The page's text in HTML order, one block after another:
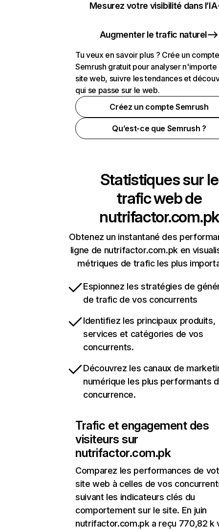
Mesurez votre visibilité dans l’IA
Augmenter le trafic naturel
Tu veux en savoir plus ? Crée un compte
Semrush gratuit pour analyser n'importe
site web, suivre les tendances et
qui se passe sur le web.
Créez un compte Semrush
Qu’est-ce que Semrush ?
Statistiques sur le
trafic web de
nutrifactor.com.pk
Obtenez un instantané des
ligne de nutrifactor.com.pk en
métriques de trafic les plus
Espionnez les stratégies de
de trafic de vos concurrents
Identifiez les principaux produits,
services et catégories de vos
concurrents.
Découvrez les canaux de
numérique les plus performants
concurrence.
Trafic et engagement des
visiteurs sur
nutrifactor.com.pk
Comparez les performances de
site web à celles de vos
suivant les indicateurs clés du
comportement sur le site. En juin
nutrifactor.com.pk a reçu 770,82 k